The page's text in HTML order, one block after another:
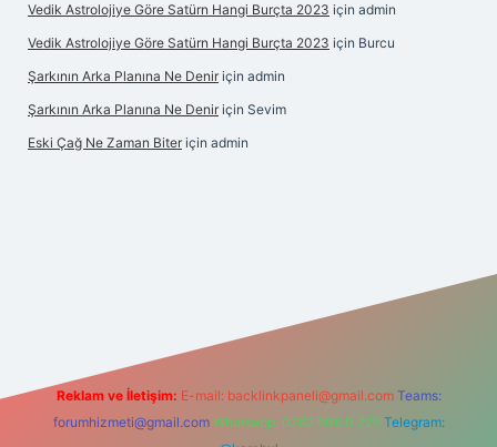
Vedik Astrolojiye Göre Satürn Hangi Burçta 2023 için admin
Vedik Astrolojiye Göre Satürn Hangi Burçta 2023 için Burcu
Şarkının Arka Planına Ne Denir için admin
Şarkının Arka Planına Ne Denir için Sevim
Eski Çağ Ne Zaman Biter için admin
Reklam ve İletişim: E-mail: backlinkpaneli@gmail.com Teams:
forumhizmeti@gmail.com Whatsapp: 0262 606 0 726 Telegram: